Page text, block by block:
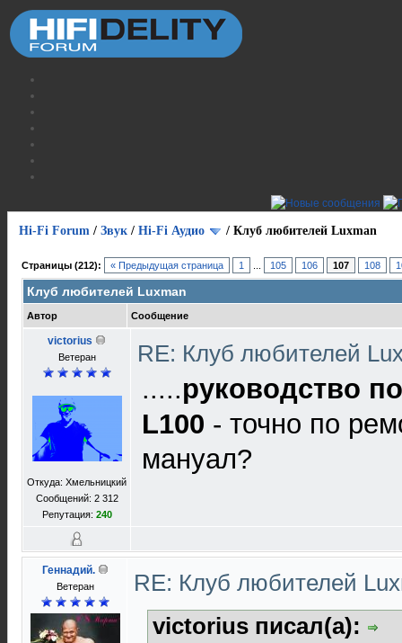
Hi-Fi Forum / Звук / Hi-Fi Аудио / Клуб любителей Luxman
Страницы (212): « Предыдущая страница 1 105 106 107 108
Клуб любителей Luxman
Автор Сообщение
victorius
Ветеран
Откуда: Хмельницкий
Сообщений: 2 312
Репутация: 240
RE: Клуб любителей
.....руководство
L100 - точно по
мануал?
Геннадий.
Ветеран
RE: Клуб любителей
victorius писал(а):